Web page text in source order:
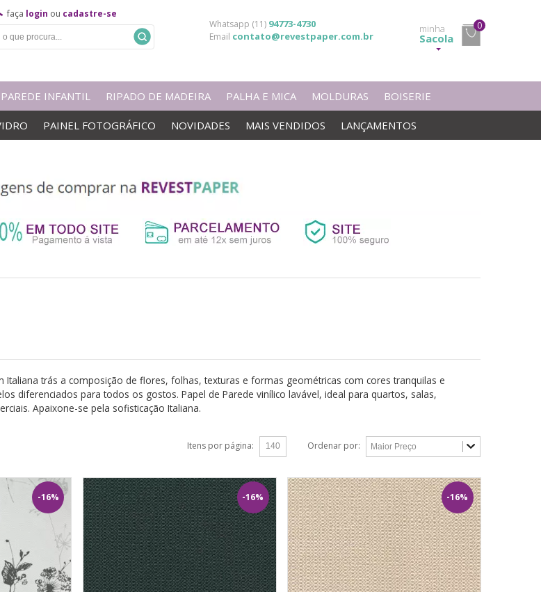
faça login ou cadastre-se
Whatsapp (11) 94773-4730
Email contato@revestpaper.com.br
minha
Sacola
0
INFANTIL RIPADO DE MADEIRA PALHA E MICA MOLDURAS BOISERIE
PAINEL FOTOGRÁFICO NOVIDADES MAIS VENDIDOS LANÇAMENTOS
Italiana trás a composição de flores, folhas, texturas e formas geométricas com cores tranquilas e
diferenciados para todos os gostos. Papel de Parede vinílico lavável, ideal para quartos, salas,
Apaixone-se pela sofisticação Italiana.
Itens por página: Ordenar por:
-16% -16% -16%